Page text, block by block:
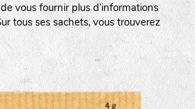
vous fournir plus d’informations
tous ses sachets, vous trouverez